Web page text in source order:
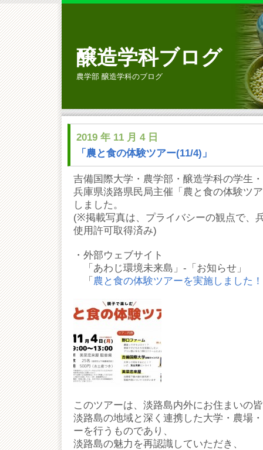
醸造学科ブログ
農学部 醸造学科のブログ
2019 年 11 月 4 日
「農と食の体験ツアー(11/4)」
吉備国際大学・農学部・醸造学科の学生
兵庫県淡路県民局主催「農と食の体験ツ
しました。
(※掲載写真は、プライバシーの観点で、
使用許可取得済み)
・外部ウェブサイト
「あわじ環境未来島」-「お知らせ」
「 農と食の体験ツアーを実施しました
このツアーは、淡路島内外にお住まいの
淡路島の地域と深く連携した大学・農場
ーを行うものであり、
淡路島の魅力を再認識していただき、